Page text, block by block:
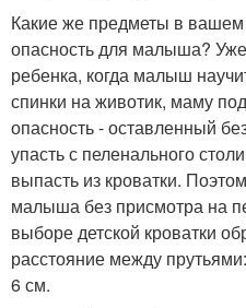
Какие же предметы в вашем
опасность для малыша?
ребенка, когда малыш
спинки на животик, маму
опасность - оставленный
упасть с пеленального
выпасть из кроватки.
малыша без присмотра на
выборе детской кроватки
расстояние между
6 см.